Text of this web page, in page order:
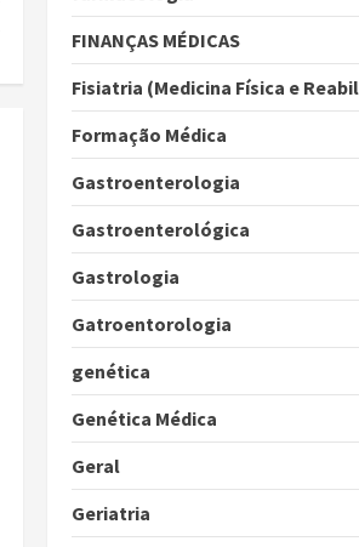
FINANÇAS MÉDICAS
Fisiatria (Medicina Física e
Formação Médica
Gastroenterologia
Gastroenterológica
Gastrologia
Gatroentorologia
genética
Genética Médica
Geral
Geriatria